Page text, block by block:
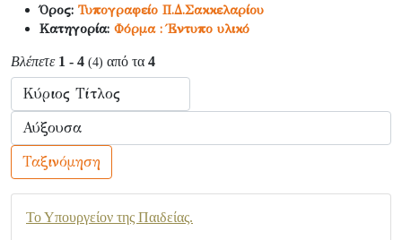
Όρος: Τυπογραφείο Π.Δ.Σακκελαρίου
Κατηγορία: Φόρμα : Έντυπο υλικό
Βλέπετε 1 - 4 (4) από τα 4
Ταξινόμηση
Το Υπουργείον της Παιδείας.